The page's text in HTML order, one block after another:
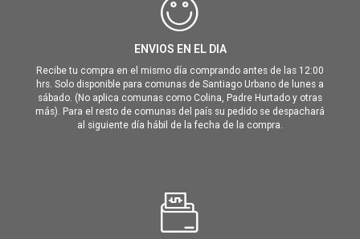
ENVIOS EN EL DIA
Recibe tu compra en el mismo día comprando antes de las 12:00
hrs. Solo disponible para comunas de Santiago Urbano de lunes a
sábado. (No aplica comunas como Colina, Padre Hurtado y otras
más). Para el resto de comunas del país su pedido se despachará
al siguiente día hábil de la fecha de la compra.